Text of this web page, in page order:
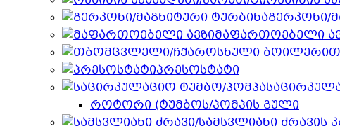
გერკონი/
მაფართოებელი
პრესოსტატი
როტორი (ტუმბოს/პომპის გული